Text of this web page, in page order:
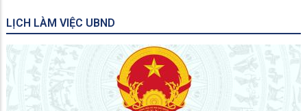
LỊCH LÀM VIỆC UBND